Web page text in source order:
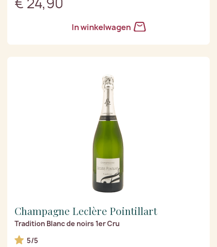
In winkelwagen
Champagne Leclère Pointillart
Tradition Blanc de noirs 1er Cru
5/5